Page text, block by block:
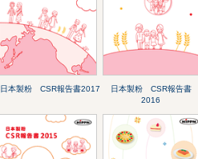
日本製粉 CSR報告書2017
日本製粉 CSR報告書
2016